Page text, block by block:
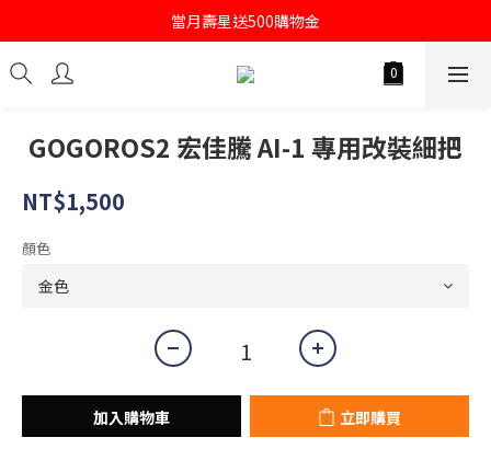
註冊會員即送購物金100
當月壽星送500購物金
註冊會員即送購物金100
GOGOROS2 宏佳騰 AI-1 專用改裝細把
NT$1,500
顏色
加入購物車 立即購買